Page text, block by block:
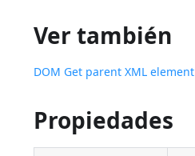
Ver también
DOM Get parent XML element
Propiedades